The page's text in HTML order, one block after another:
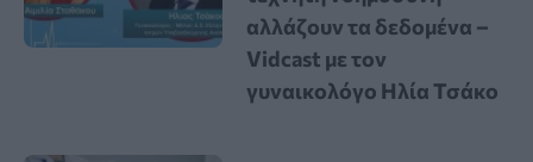
αλλάζουν τα δεδομένα –
Vidcast με τον
γυναικολόγο Ηλία Τσάκο